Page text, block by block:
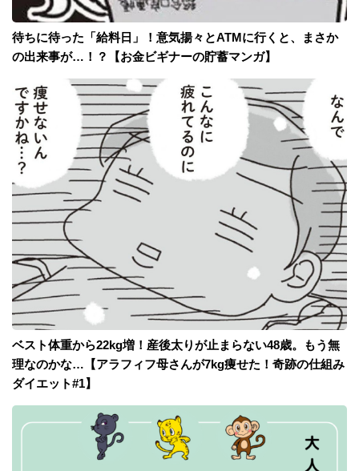
待ちに待った「給料日」！意気揚々とATMに行くと、まさか
の出来事が…！？【お金ビギナーの貯蓄マンガ】
ベスト体重から22kg増！産後太りが止まらない48歳。もう無
理なのかな…【アラフィフ母さんが7kg痩せた！奇跡の仕組み
ダイエット#1】